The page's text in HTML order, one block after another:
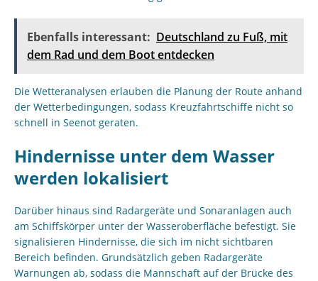
Ebenfalls interessant: Deutschland zu Fuß, mit
dem Rad und dem Boot entdecken
Die Wetteranalysen erlauben die Planung der Route anhand
der Wetterbedingungen, sodass Kreuzfahrtschiffe nicht so
schnell in Seenot geraten.
Hindernisse unter dem Wasser
werden lokalisiert
Darüber hinaus sind Radargeräte und Sonaranlagen auch
am Schiffskörper unter der Wasseroberfläche befestigt. Sie
signalisieren Hindernisse, die sich im nicht sichtbaren
Bereich befinden. Grundsätzlich geben Radargeräte
Warnungen ab, sodass die Mannschaft auf der Brücke des